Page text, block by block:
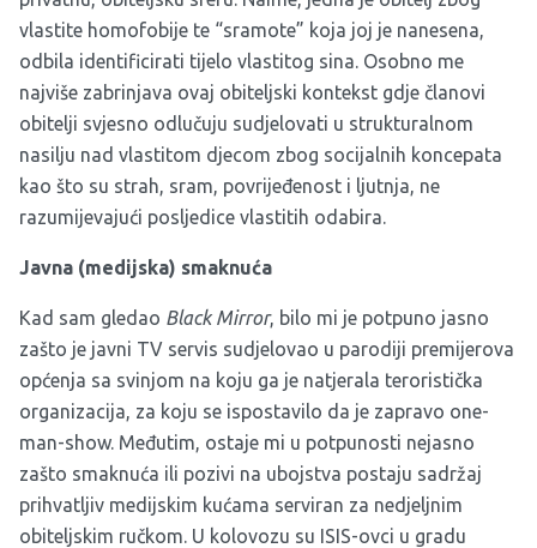
vlastite homofobije te “sramote” koja joj je nanesena,
odbila identificirati tijelo vlastitog sina. Osobno me
najviše zabrinjava ovaj obiteljski kontekst gdje članovi
obitelji svjesno odlučuju sudjelovati u strukturalnom
nasilju nad vlastitom djecom zbog socijalnih koncepata
kao što su strah, sram, povrijeđenost i ljutnja, ne
razumijevajući posljedice vlastitih odabira.
Javna (medijska) smaknuća
Kad sam gledao Black Mirror, bilo mi je potpuno jasno
zašto je javni TV servis sudjelovao u parodiji premijerova
općenja sa svinjom na koju ga je natjerala teroristička
organizacija, za koju se ispostavilo da je zapravo one-
man-show. Međutim, ostaje mi u potpunosti nejasno
zašto smaknuća ili pozivi na ubojstva postaju sadržaj
prihvatljiv medijskim kućama serviran za nedjeljnim
obiteljskim ručkom. U kolovozu su ISIS-ovci u gradu